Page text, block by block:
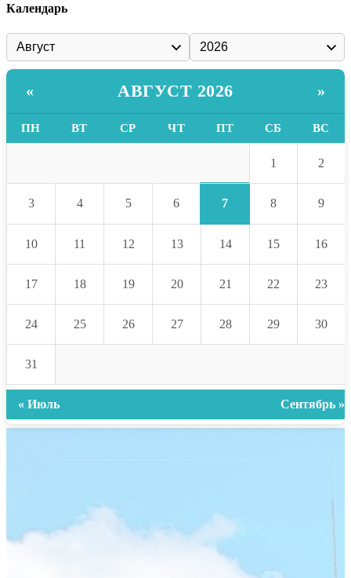
Календарь
« АВГУСТ 2026 »
ПН ВТ СР ЧТ ПТ СБ ВС
1 2
3 4 5 6 7 8 9
10 11 12 13 14 15 16
17 18 19 20 21 22 23
24 25 26 27 28 29 30
31
« Июль Сентябрь »